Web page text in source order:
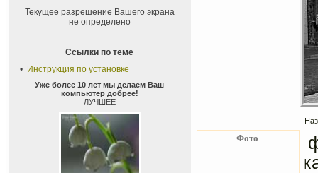
Текущее разрешение Вашего экрана
не определено
Ссылки по теме
• Инструкция по установке
Уже более 10 лет мы делаем Ваш
компьютер добрее!
ЛУЧШЕЕ
Фото